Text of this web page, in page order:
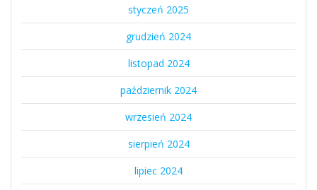
styczeń 2025
grudzień 2024
listopad 2024
październik 2024
wrzesień 2024
sierpień 2024
lipiec 2024